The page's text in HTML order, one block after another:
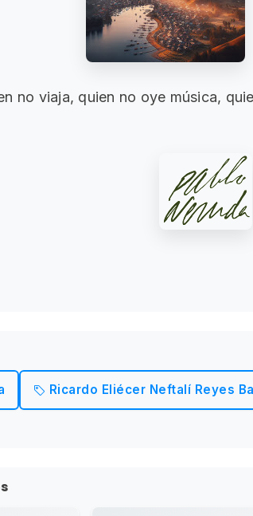
no viaja, quien no oye música,
Ricardo Eliécer Neftalí Reyes